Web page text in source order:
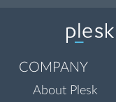
COMPANY
About Plesk